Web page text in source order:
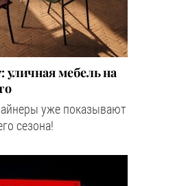
мебель на
уже показывают
сезона!